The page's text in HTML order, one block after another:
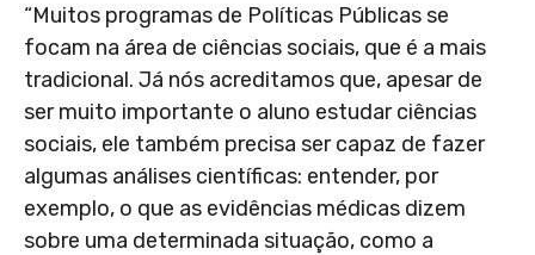
“Muitos programas de Políticas Públicas se
focam na área de ciências sociais, que é a mais
tradicional. Já nós acreditamos que, apesar de
ser muito importante o aluno estudar ciências
sociais, ele também precisa ser capaz de fazer
algumas análises científicas: entender, por
exemplo, o que as evidências médicas dizem
sobre uma determinada situação, como a